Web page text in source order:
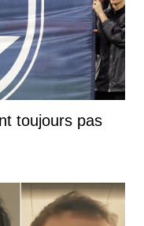
toujours pas